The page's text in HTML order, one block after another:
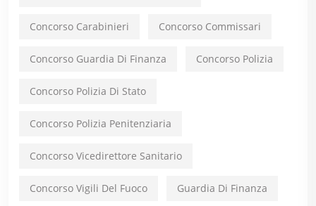
Concorso Carabinieri Concorso Commissari
Concorso Guardia Di Finanza Concorso Polizia
Concorso Polizia Di Stato
Concorso Polizia Penitenziaria
Concorso Vicedirettore Sanitario
Concorso Vigili Del Fuoco Guardia Di Finanza